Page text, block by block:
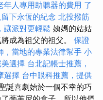
年人專用助聽器的費用 了
下永恆的紀念 北投撥筋
讓派對更輕鬆 姨媽的姑姑
成為祖父的祖父。 保證
，當地的專業法律幫手 小
選擇 台北記帳士推薦，
選擇 台中眼科推薦，提供
誕喜劇始於一個不幸的巧